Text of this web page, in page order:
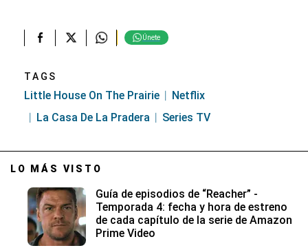
Únete
TAGS
Little House On The Prairie
Netflix
La Casa De La Pradera
Series TV
LO MÁS VISTO
Guía de episodios de “Reacher” -
Temporada 4: fecha y hora de estreno
de cada capítulo de la serie de Amazon
Prime Video